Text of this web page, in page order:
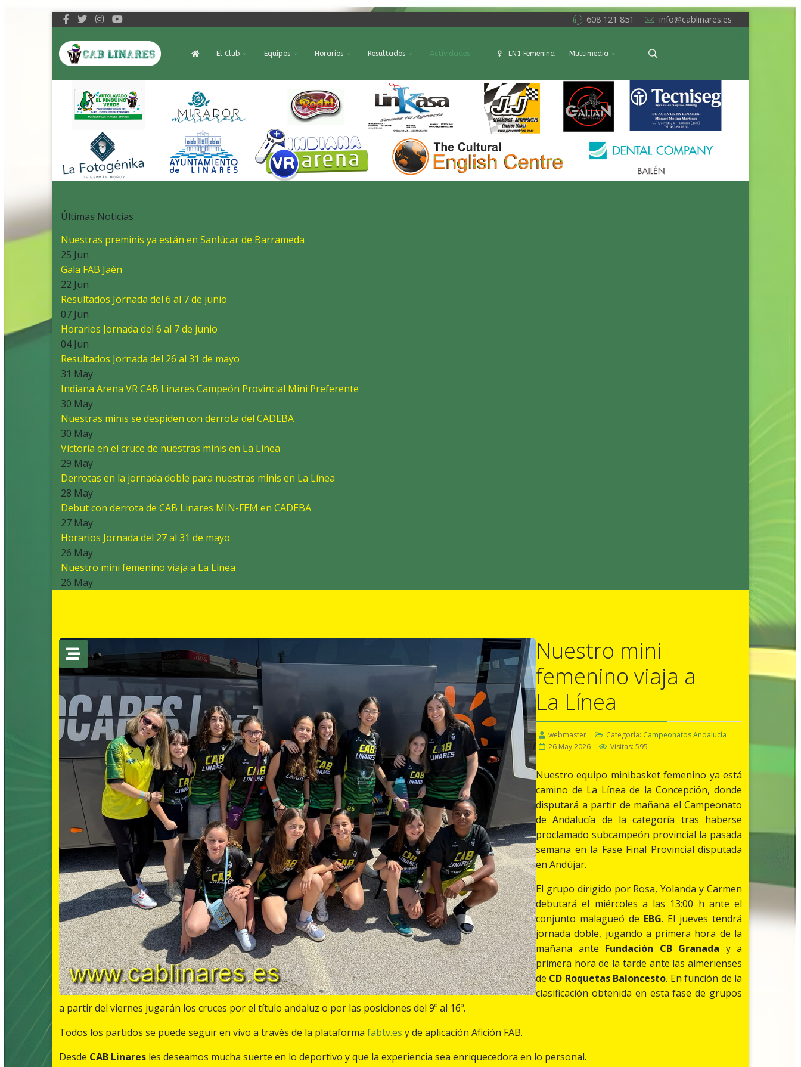
608 121 851 info@cablinares.es
El Club Equipos Horarios Resultados Actividades LN1 Femenina Multimedia
Últimas Noticias
Nuestras preminis ya están en Sanlúcar de Barrameda
25 Jun
Gala FAB Jaén
22 Jun
Resultados Jornada del 6 al 7 de junio
07 Jun
Horarios Jornada del 6 al 7 de junio
04 Jun
Resultados Jornada del 26 al 31 de mayo
31 May
Indiana Arena VR CAB Linares Campeón Provincial Mini Preferente
30 May
Nuestras minis se despiden con derrota del CADEBA
30 May
Victoria en el cruce de nuestras minis en La Línea
29 May
Derrotas en la jornada doble para nuestras minis en La Línea
28 May
Debut con derrota de CAB Linares MIN-FEM en CADEBA
27 May
Horarios Jornada del 27 al 31 de mayo
26 May
Nuestro mini femenino viaja a La Línea
26 May
Nuestro mini
femenino viaja a
La Línea
webmaster Categoría: Campeonatos Andalucía
26 May 2026
Visitas: 595
Nuestro equipo minibasket femenino ya está
camino de La Línea de la Concepción, donde
disputará a partir de mañana el Campeonato
de Andalucía de la categoría tras haberse
proclamado subcampeón provincial la pasada
semana en la Fase Final Provincial disputada
en Andújar.
El grupo dirigido por Rosa, Yolanda y Carmen
debutará el miércoles a las 13:00 h ante el
conjunto malagueó de EBG. El jueves tendrá
jornada doble, jugando a primera hora de la
mañana ante Fundación CB Granada y a
primera hora de la tarde ante las almerienses
de CD Roquetas Baloncesto. En función de la
clasificación obtenida en esta fase de grupos
a partir del viernes jugarán los cruces por el título andaluz o por las posiciones del 9º al 16º.
Todos los partidos se puede seguir en vivo a través de la plataforma fabtv.es y de aplicación Afición FAB.
Desde CAB Linares les deseamos mucha suerte en lo deportivo y que la experiencia sea enriquecedora en lo personal.